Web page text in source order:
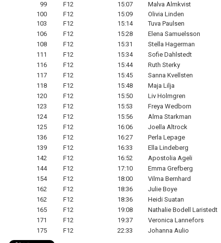
99
F12 15:07
Malva Almkvist
100
F12 15:09
Olivia Linden
103
F12 15:14
Tuva Paulsen
106
F12 15:28
Elena Samuelsson
108
F12 15:31
Stella Hagerman
111
F12 15:34
Sofie Dahlstedt
116
F12 15:44
Ruth Sterky
117
F12 15:45
Sanna Kvellsten
118
F12 15:48
Maja Lilja
120
F12 15:50
Liv Holmgren
123
F12 15:53
Freya Wedborn
124
F12 15:56
Alma Starkman
125
F12 16:06
Joella Altrock
136
F12 16:27
Perla Lepage
139
F12 16:33
Ella Lindeberg
142
F12 16:52
Apostolia Ageli
144
F12 17:10
Emma Grefberg
154
F12 18:00
Vilma Bernhard
162
F12 18:36
Julie Boye
162
F12 18:36
Heidi Suatan
165
F12 19:08
Nathalie Bodell Laristedt
171
F12 19:37
Veronica Lannefors
175
F12 22:33 Johanna Aulio